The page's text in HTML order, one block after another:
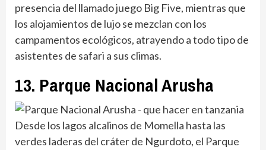
presencia del llamado juego Big Five, mientras que
los alojamientos de lujo se mezclan con los
campamentos ecológicos, atrayendo a todo tipo de
asistentes de safari a sus climas.
13. Parque Nacional Arusha
Desde los lagos alcalinos de Momella hasta las
verdes laderas del cráter de Ngurdoto, el Parque